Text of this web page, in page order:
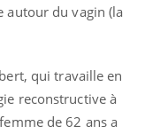
autour du vagin (la
qui travaille en
reconstructive à
de 62 ans a